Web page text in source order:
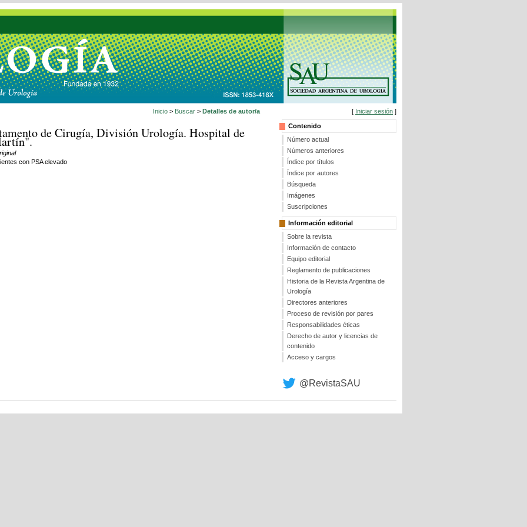
[ Iniciar sesión ]
Contenido
Número actual
Números anteriores
Índice por títulos
Índice por autores
Búsqueda
Imágenes
Suscripciones
Información editorial
Sobre la revista
Información de contacto
Equipo editorial
Reglamento de publicaciones
Historia de la Revista Argentina de
Urología
Directores anteriores
Proceso de revisión por pares
Responsabilidades éticas
Derecho de autor y licencias de
contenido
Acceso y cargos
@RevistaSAU
Inicio > Buscar > Detalles de autor/a
de Cirugía, División Urología. Hospital de
con PSA elevado